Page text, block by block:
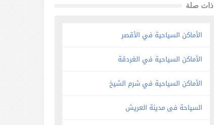
ذات صلة
الأماكن السياحية في الأقصر
الأماكن السياحية في الغردقة
الأماكن السياحية في شرم الشيخ
السياحة فى مدينة العريش